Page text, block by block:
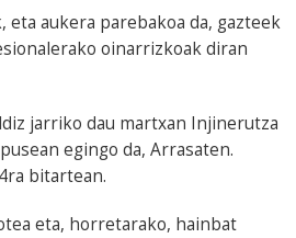
eta aukera parebakoa da, gazteek
oinarrizkoak diran
jarriko dau martxan Injinerutza
egingo da, Arrasaten.
bitartean.
eta, horretarako, hainbat